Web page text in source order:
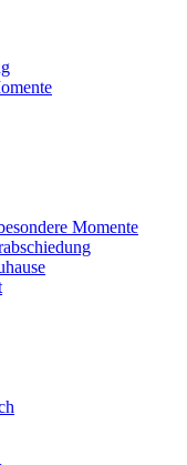
Momente